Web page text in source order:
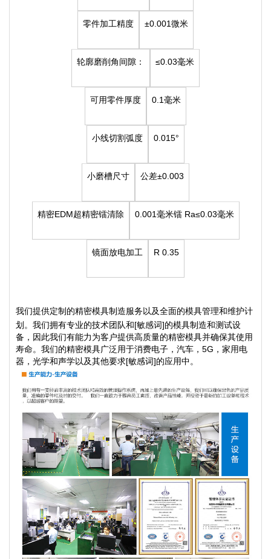
零件加工精度 ±0.001微米
轮廓磨削角间隙： ≤0.03毫米
可用零件厚度 0.1毫米
小线切割弧度 0.015°
小磨槽尺寸 公差±0.003
精密EDM超精密镭清除 0.001毫米镭 Ra≤0.03毫米
镜面放电加工 R 0.35
我们提供定制的精密模具制造服务以及全面的模具管理和维护计
划。我们拥有专业的技术团队和[敏感词]的模具制造和测试设
备，因此我们有能力为客户提供高质量的精密模具并确保其使用
寿命。我们的精密模具广泛用于消费电子，汽车，5G，家用电
器，光学和声学以及其他要求[敏感词]的应用中。